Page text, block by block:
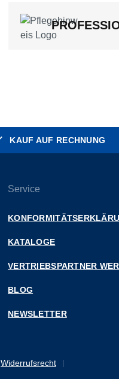
KAUF AUF RECHNUNG
Service
KATALOGE
VERTRIEBSPARTNER
BLOG
NEWSLETTER
Widerrufsrecht